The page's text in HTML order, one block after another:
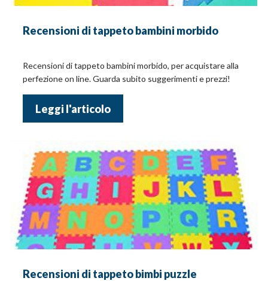
Recensioni di tappeto bambini morbido
Recensioni di tappeto bambini morbido, per acquistare alla
perfezione on line. Guarda subito suggerimenti e prezzi!
Leggi l'articolo
Recensioni di tappeto bimbi puzzle